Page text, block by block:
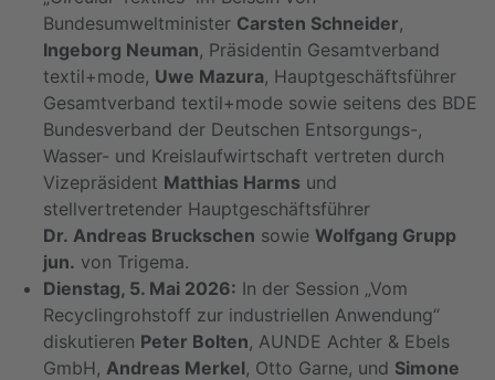
Bundesumweltminister Carsten Schneider,
Ingeborg Neuman, Präsidentin Gesamtverband
textil+mode, Uwe Mazura, Hauptgeschäftsführer
Gesamtverband textil+mode sowie seitens des BDE
Bundesverband der Deutschen Entsorgungs-,
Wasser- und Kreislaufwirtschaft vertreten durch
Vizepräsident Matthias Harms und
stellvertretender Hauptgeschäftsführer
Dr. Andreas Bruckschen sowie Wolfgang Grupp
jun. von Trigema.
Dienstag, 5. Mai 2026: In der Session „Vom
Recyclingrohstoff zur industriellen Anwendung“
diskutieren Peter Bolten, AUNDE Achter & Ebels
GmbH, Andreas Merkel, Otto Garne, und Simone